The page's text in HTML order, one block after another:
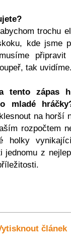
trochu
kde jsme
připravit
tak
tento zápas
mladé
na horší
rozpočtem
holky
z
článek